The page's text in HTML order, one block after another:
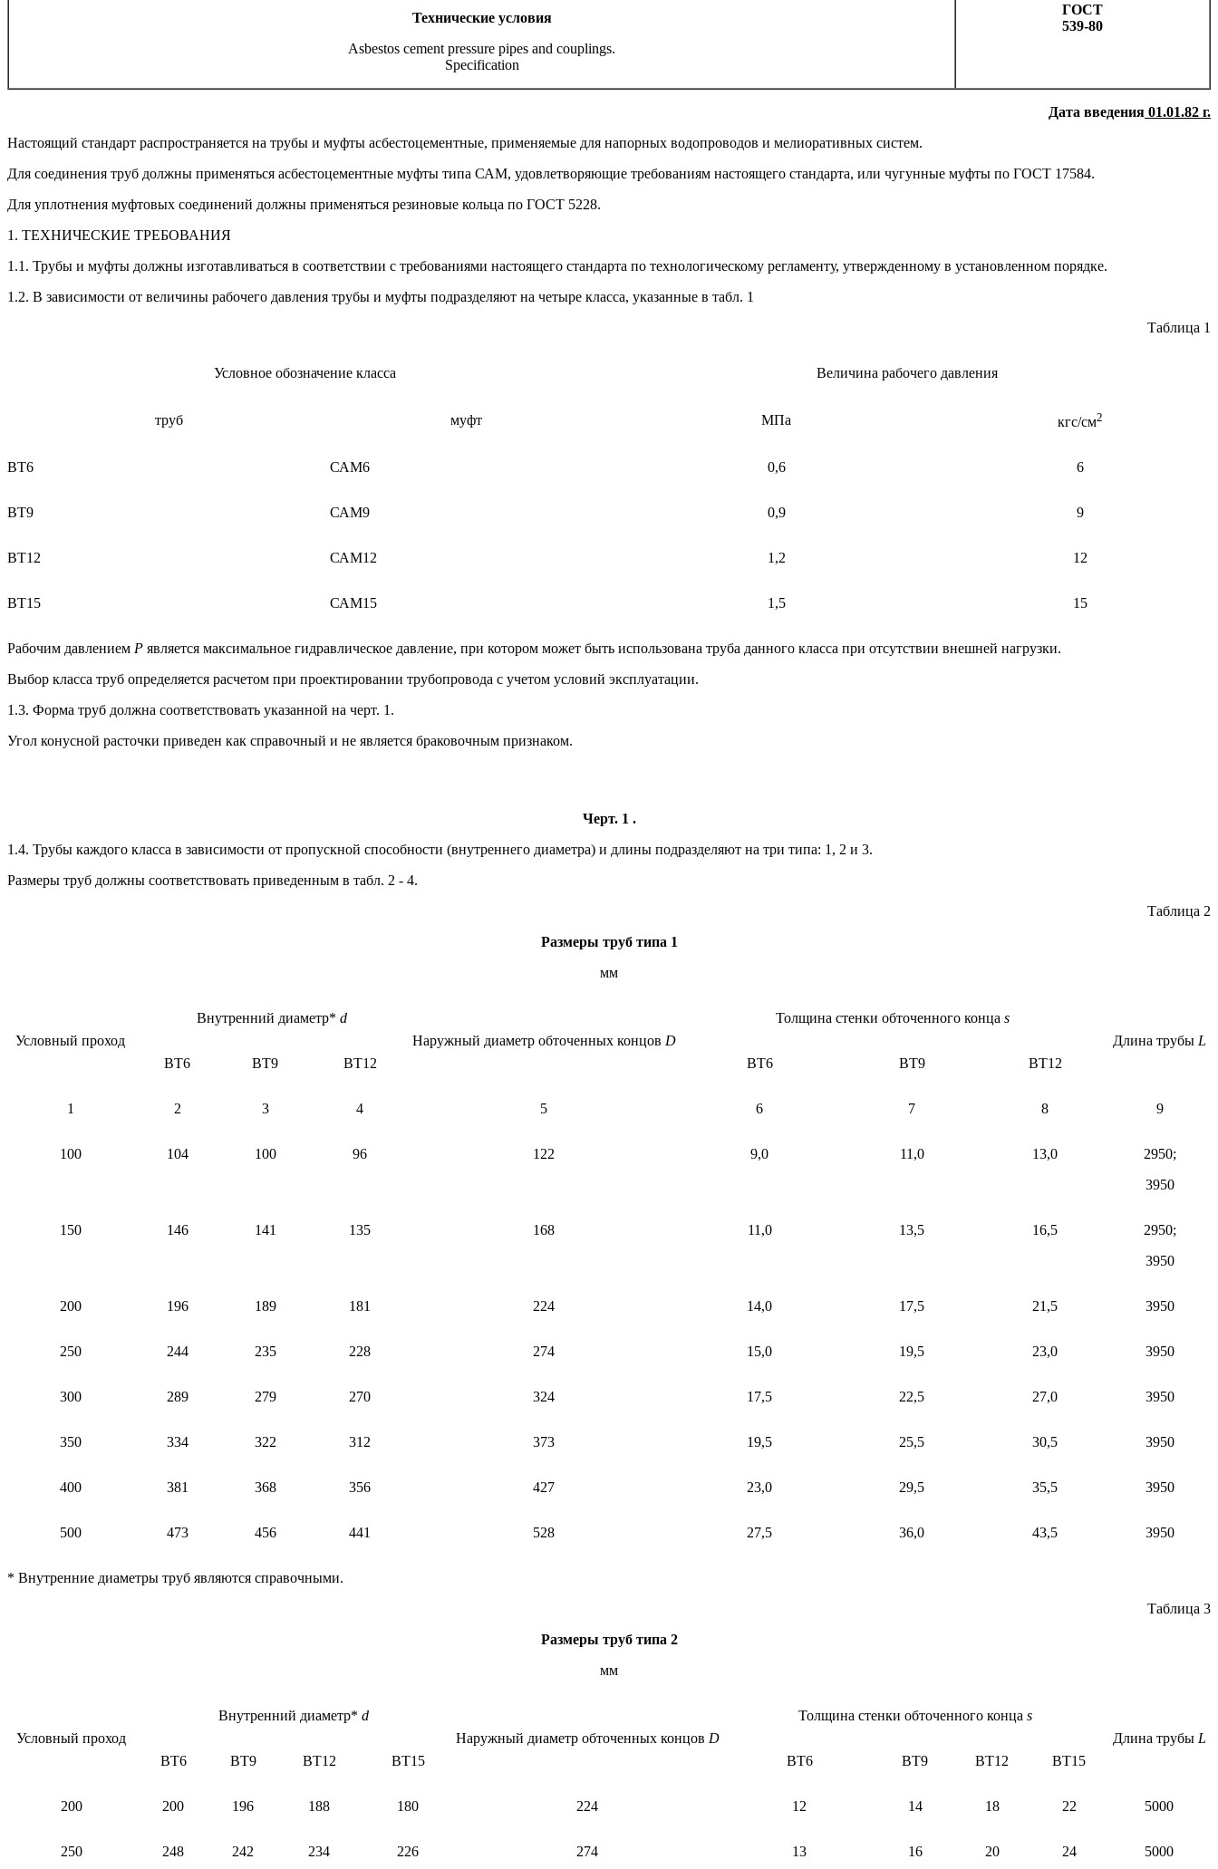
Технические условия
Asbestos cement pressure pipes and couplings.
Specification
ГОСТ
539-80
Дата введения 01.01.82 г.
Настоящий стандарт распространяется на трубы и муфты асбестоцементные, применяемые для напорных водопроводов и мелиоративных систем.
Для соединения труб должны применяться асбестоцементные муфты типа САМ, удовлетворяющие требованиям настоящего стандарта, или чугунные муфты по ГОСТ 17584.
Для уплотнения муфтовых соединений должны применяться резиновые кольца по ГОСТ 5228.
1. ТЕХНИЧЕСКИЕ ТРЕБОВАНИЯ
1.1. Трубы и муфты должны изготавливаться в соответствии с требованиями настоящего стандарта по технологическому регламенту, утвержденному в установленном порядке.
1.2. В зависимости от величины рабочего давления трубы и муфты подразделяют на четыре класса, указанные в табл. 1
Таблица 1
Условное обозначение класса Величина рабочего давления
труб муфт МПа кгс/см2
ВТ6 САМ6 0,6 6
ВТ9 САМ9 0,9 9
ВТ12 САМ12 1,2 12
ВТ15 САМ15 1,5 15
Рабочим давлением Р является максимальное гидравлическое давление, при котором может быть использована труба данного класса при отсутствии внешней нагрузки.
Выбор класса труб определяется расчетом при проектировании трубопровода с учетом условий эксплуатации.
1.3. Форма труб должна соответствовать указанной на черт. 1.
Угол конусной расточки приведен как справочный и не является браковочным признаком.
Черт. 1 .
1.4. Трубы каждого класса в зависимости от пропускной способности (внутреннего диаметра) и длины подразделяют на три типа: 1, 2 и 3.
Размеры труб должны соответствовать приведенным в табл. 2 - 4.
Таблица 2
Размеры труб типа 1
мм
Условный проход
Внутренний диаметр* d
Наружный диаметр обточенных концов D
Толщина стенки обточенного конца s
Длина трубы L
ВТ6
ВТ9 ВТ12 ВТ6 ВТ9 ВТ12
1 2 3 4 5 6 7 8 9
100 104 100 96 122 9,0 11,0 13,0
2950;
3950
150 146 141 135 168 11,0 13,5 16,5
2950;
3950
200 196 189 181 224 14,0 17,5 21,5 3950
250 244 235 228 274 15,0 19,5 23,0 3950
300 289 279 270 324 17,5 22,5 27,0 3950
350 334 322 312 373 19,5 25,5 30,5 3950
400 381 368 356 427 23,0 29,5 35,5 3950
500 473 456 441 528 27,5 36,0 43,5 3950
* Внутренние диаметры труб являются справочными.
Таблица 3
Размеры труб типа 2
мм
Условный проход
Внутренний диаметр* d
Наружный диаметр обточенных концов D
Толщина стенки обточенного конца s
Длина трубы L
ВТ6
ВТ9 ВТ12 ВТ15 ВТ6 ВТ9 ВТ12 ВТ15
200 200 196 188 180 224 12 14 18 22 5000
250 248 242 234 226 274 13 16 20 24 5000